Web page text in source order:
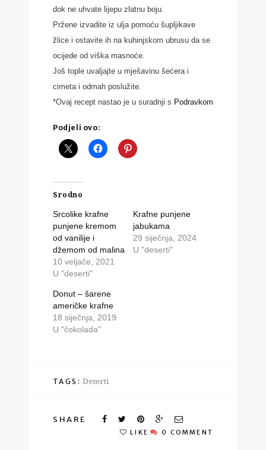
dok ne uhvate lijepu zlatnu boju.
Pržene izvadite iz ulja pomoću šupljikave
žlice i ostavite ih na kuhinjskom ubrusu da se
ocijede od viška masnoće.
Još tople uvaljajte u mješavinu šećera i
cimeta i odmah poslužite.
*Ovaj recept nastao je u suradnji s Podravkom
Podjeli ovo:
Srodno
Srcolike krafne
punjene kremom
od vanilije i
džemom od malina
10 veljače, 2021
U "deserti"
Krafne punjene
jabukama
29 siječnja, 2024
U "deserti"
Donut – šarene
američke krafne
18 siječnja, 2019
U "čokolada"
TAGS: Deserti
SHARE
LIKE 0 COMMENT